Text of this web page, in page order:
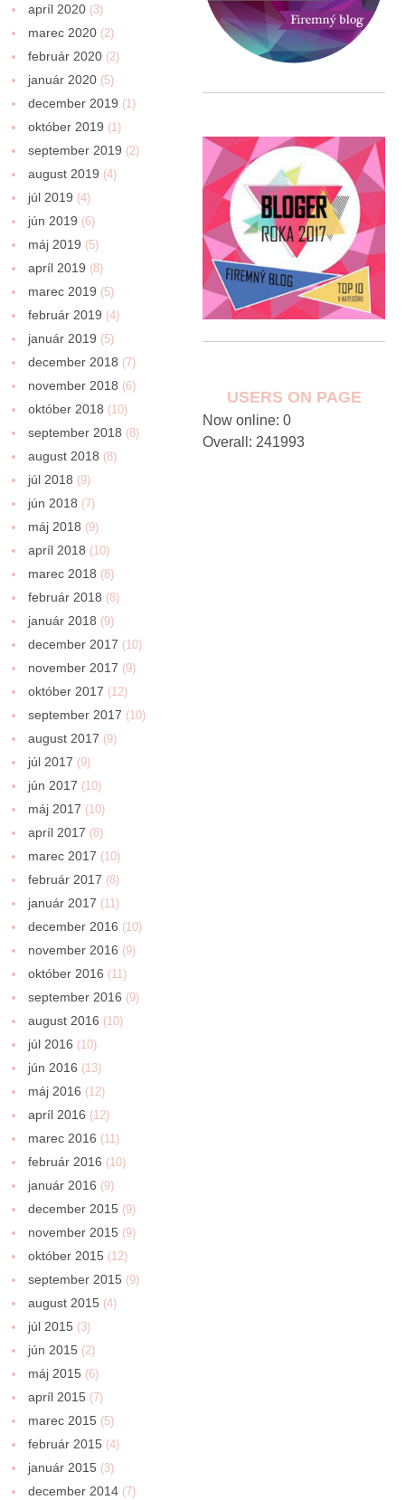
apríl 2020 (3)
marec 2020 (2)
február 2020 (2)
január 2020 (5)
december 2019 (1)
október 2019 (1)
september 2019 (2)
august 2019 (4)
júl 2019 (4)
jún 2019 (6)
máj 2019 (5)
apríl 2019 (8)
marec 2019 (5)
február 2019 (4)
január 2019 (5)
december 2018 (7)
november 2018 (6)
október 2018 (10)
september 2018 (8)
august 2018 (8)
júl 2018 (9)
jún 2018 (7)
máj 2018 (9)
apríl 2018 (10)
marec 2018 (8)
február 2018 (8)
január 2018 (9)
december 2017 (10)
november 2017 (9)
október 2017 (12)
september 2017 (10)
august 2017 (9)
júl 2017 (9)
jún 2017 (10)
máj 2017 (10)
apríl 2017 (8)
marec 2017 (10)
február 2017 (8)
január 2017 (11)
december 2016 (10)
november 2016 (9)
október 2016 (11)
september 2016 (9)
august 2016 (10)
júl 2016 (10)
jún 2016 (13)
máj 2016 (12)
apríl 2016 (12)
marec 2016 (11)
február 2016 (10)
január 2016 (9)
december 2015 (9)
november 2015 (9)
október 2015 (12)
september 2015 (9)
august 2015 (4)
júl 2015 (3)
jún 2015 (2)
máj 2015 (6)
apríl 2015 (7)
marec 2015 (5)
február 2015 (4)
január 2015 (3)
december 2014 (7)
USERS ON PAGE
Now online: 0
Overall: 241993